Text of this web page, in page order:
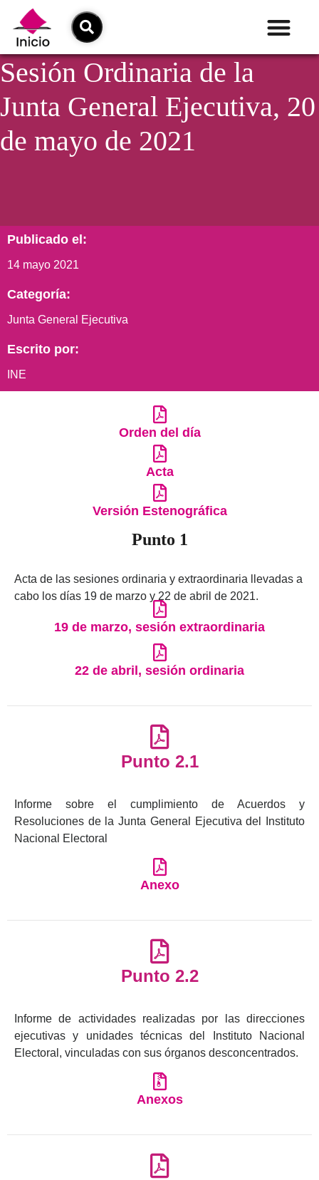
Sesión Ordinaria de la
Junta General Ejecutiva, 20
de mayo de 2021
Publicado el:
14 mayo 2021
Categoría:
Junta General Ejecutiva
Escrito por:
INE
Orden del día
Acta
Versión Estenográfica
Punto 1
Acta de las sesiones ordinaria y extraordinaria llevadas a
cabo los días 19 de marzo y 22 de abril de 2021.
19 de marzo, sesión extraordinaria
22 de abril, sesión ordinaria
Punto 2.1
Informe sobre el cumplimiento de Acuerdos y
Resoluciones de la Junta General Ejecutiva del Instituto
Nacional Electoral
Anexo
Punto 2.2
Informe de actividades realizadas por las direcciones
ejecutivas y unidades técnicas del Instituto Nacional
Electoral, vinculadas con sus órganos desconcentrados.
Anexos